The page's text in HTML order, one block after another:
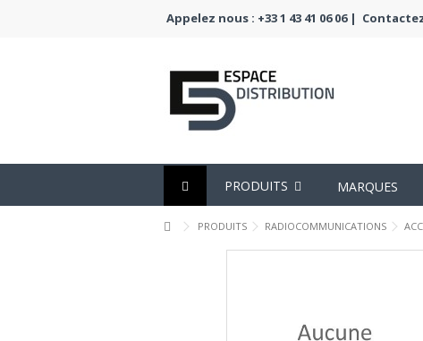
Appelez nous : +33 1 43 41 06 06 |
PRODUITS MARQUES
PRODUITS RADIOCOMMUNICATIONS